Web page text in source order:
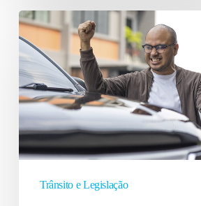
Transferência
de
carro:
entenda
valores,
documentos
e
funcionamento
Trânsito e Legislação